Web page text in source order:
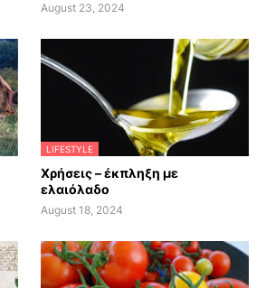
August 23, 2024
LIFESTYLE
Χρήσεις – έκπληξη με
ελαιόλαδο
August 18, 2024